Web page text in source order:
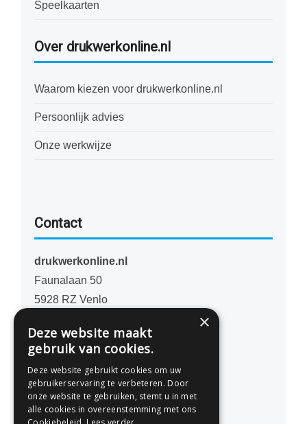
Speelkaarten
Over drukwerkonline.nl
Waarom kiezen voor drukwerkonline.nl
Persoonlijk advies
Onze werkwijze
Contact
drukwerkonline.nl
Faunalaan 50
5928 RZ Venlo
077 - 741 07 41
info@drukwerkonline.nl
KvK 12053217
×
Deze website maakt
gebruik van cookies.
Deze website gebruikt cookies om uw
gebruikerservaring te verbeteren. Door
onze website te gebruiken, stemt u in met
alle cookies in overeenstemming met ons